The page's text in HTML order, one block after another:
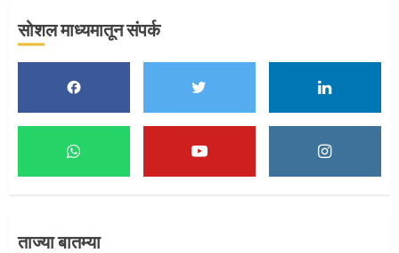
मुख्यमंत्र्यांच्या हस्ते विठ्ठलाची महापूजा
माऊलींच्या पादुकांना नीरा स्नान
सोशल माध्यमातून संपर्क
ताज्या बातम्या